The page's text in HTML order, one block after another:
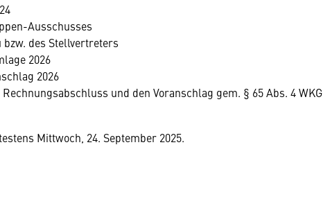
Ausschusses
des Stellvertreters
2026
2026
und den Voranschlag gem. § 65 Abs. 4 WKG
Mittwoch, 24. September 2025.